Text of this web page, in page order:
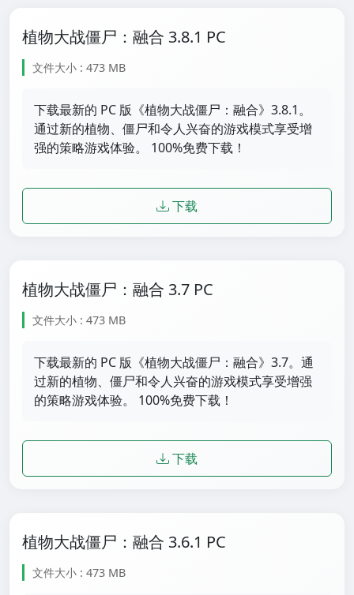
植物大战僵尸：融合 3.8.1 PC
文件大小 : 473 MB
下载最新的 PC 版《植物大战僵尸：融合》3.8.1。
通过新的植物、僵尸和令人兴奋的游戏模式享受增
强的策略游戏体验。 100%免费下载！
下载
植物大战僵尸：融合 3.7 PC
文件大小 : 473 MB
下载最新的 PC 版《植物大战僵尸：融合》3.7。通
过新的植物、僵尸和令人兴奋的游戏模式享受增强
的策略游戏体验。 100%免费下载！
下载
植物大战僵尸：融合 3.6.1 PC
文件大小 : 473 MB